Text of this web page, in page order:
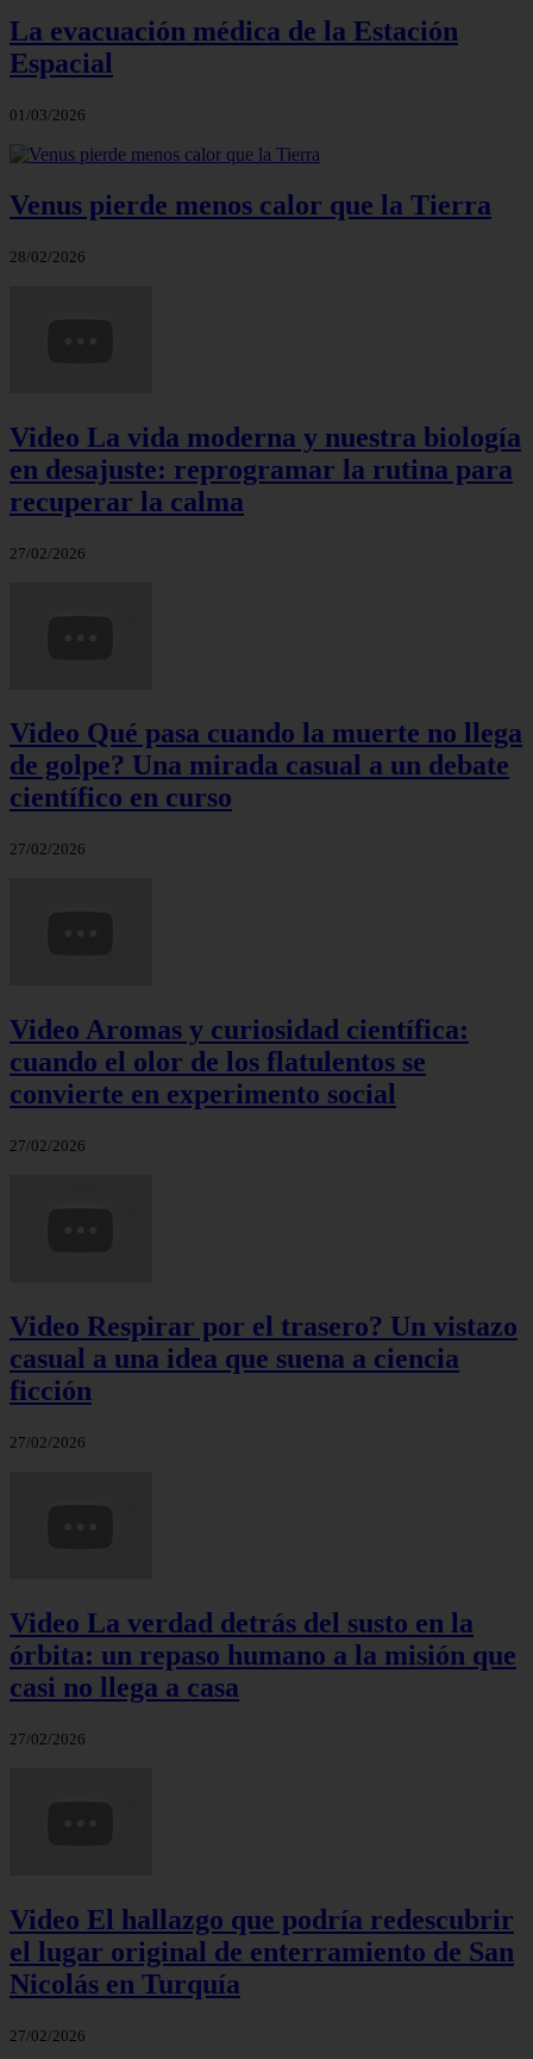
La evacuación médica de la Estación
Espacial
01/03/2026
Venus pierde menos calor que la Tierra
28/02/2026
Video La vida moderna y nuestra biología
en desajuste: reprogramar la rutina para
recuperar la calma
27/02/2026
Video Qué pasa cuando la muerte no llega
de golpe? Una mirada casual a un debate
científico en curso
27/02/2026
Video Aromas y curiosidad científica:
cuando el olor de los flatulentos se
convierte en experimento social
27/02/2026
Video Respirar por el trasero? Un vistazo
casual a una idea que suena a ciencia
ficción
27/02/2026
Video La verdad detrás del susto en la
órbita: un repaso humano a la misión que
casi no llega a casa
27/02/2026
Video El hallazgo que podría redescubrir
el lugar original de enterramiento de San
Nicolás en Turquía
27/02/2026